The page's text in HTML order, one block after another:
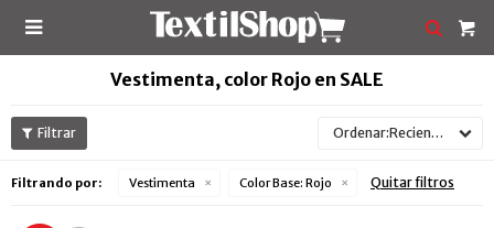

Vestimenta, color Rojo en SALE
Recientes
Filtrando por: Vestimenta Color Base: Rojo Quitar filtros